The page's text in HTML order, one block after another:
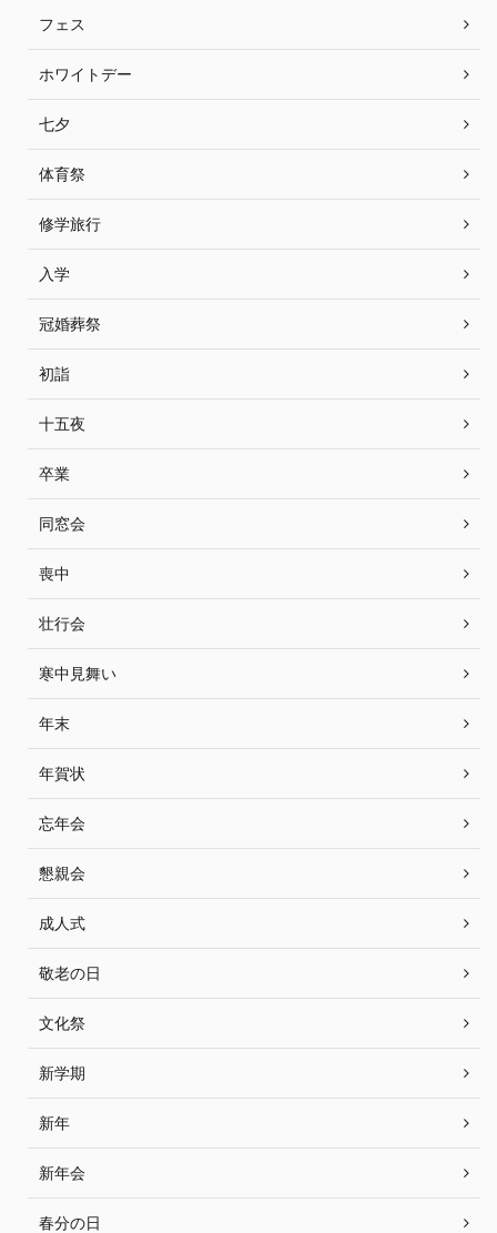
フェス
ホワイトデー
七夕
体育祭
修学旅行
入学
冠婚葬祭
初詣
十五夜
卒業
同窓会
喪中
壮行会
寒中見舞い
年末
年賀状
忘年会
懇親会
成人式
敬老の日
文化祭
新学期
新年
新年会
春分の日